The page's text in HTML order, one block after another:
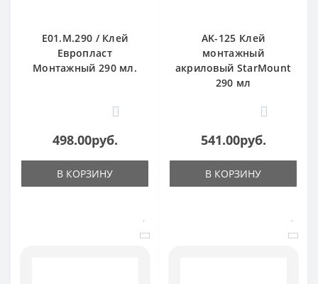
E01.M.290 / Клей
Европласт
Монтажный 290 мл.
0
498.00руб.
В КОРЗИНУ
AK-125 Клей
монтажный
акриловый StarMount
290 мл
0
541.00руб.
В КОРЗИНУ